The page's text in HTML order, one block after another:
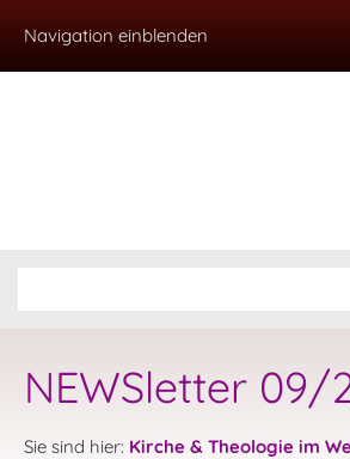
Navigation einblenden
NEWSletter 09/
Sie sind hier: Kirche & Theologie im